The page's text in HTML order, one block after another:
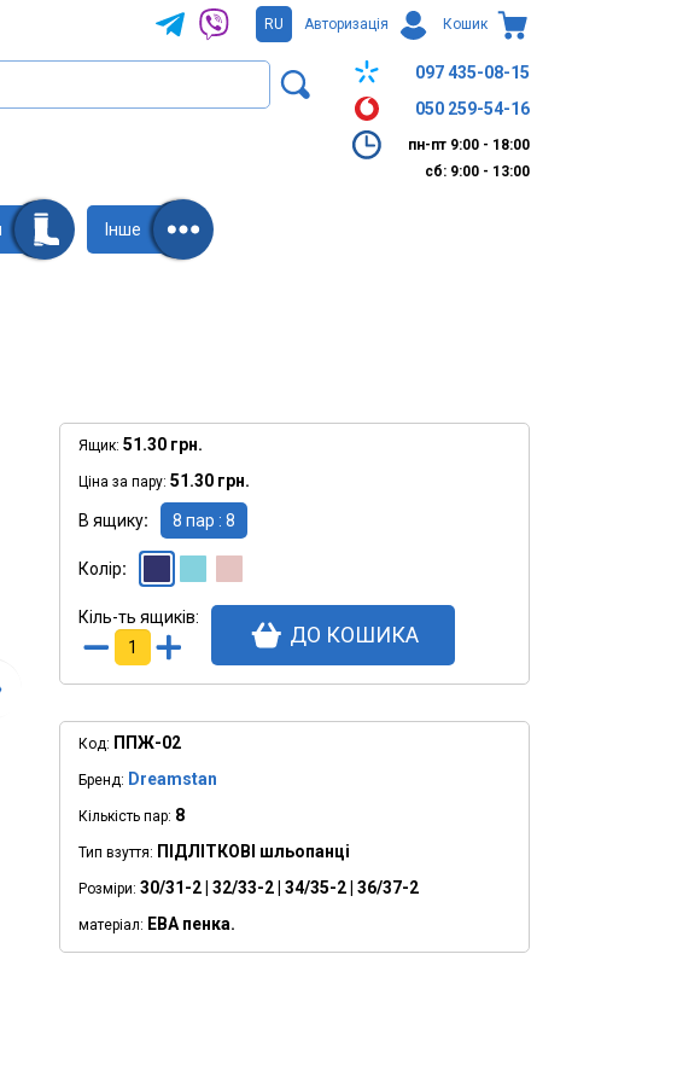
Кошик
Авторизація
097 435-08-15
050 259-54-16
пн-пт 9:00 - 18:00
сб: 9:00 - 13:00
RU
Інше
Ящик: 51.30 грн.
Ціна за пару: 51.30 грн.
В ящику 8 пар : 8
Колір
Кіль-ть ящиків:
ДО КОШИКА
Код: ППЖ-02
Бренд: Dreamstan
Кількість пар: 8
Тип взуття: ПІДЛІТКОВІ шльопанці
Розміри: 30/31-2 | 32/33-2 | 34/35-2 | 36/37-2
матеріал: ЕВА пенка.